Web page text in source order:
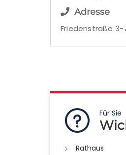
Adresse
Friedenstraße 3-
Für Sie
Rathaus